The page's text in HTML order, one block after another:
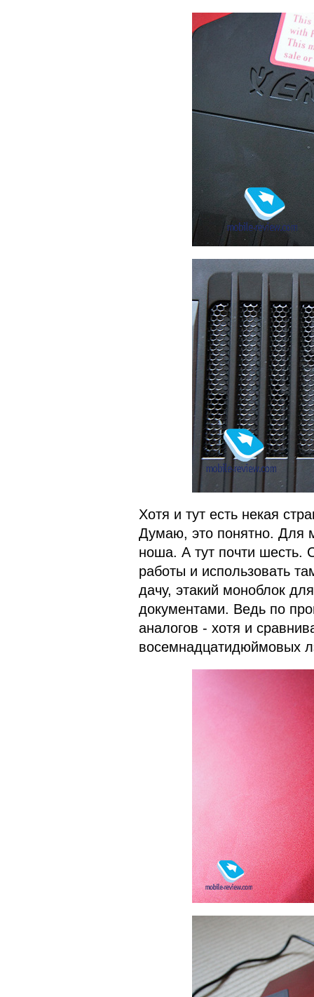
Хотя и тут есть некая
Думаю, это понятно. Для
ноша. А тут почти шесть.
работы и использовать
дачу, этакий моноблок
документами. Ведь по
аналогов - хотя и
восемнадцатидюймовых